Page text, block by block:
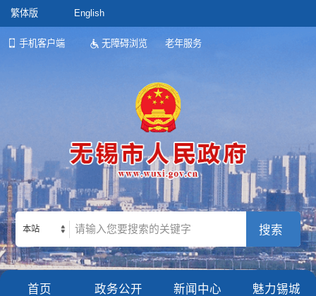
繁体版 English
手机客户端 无障碍浏览 老年服务
本站
首页 政务公开 新闻中心 魅力锡城